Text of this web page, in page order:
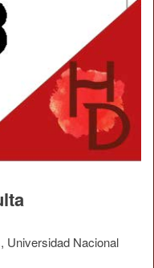
Universidad Nacional